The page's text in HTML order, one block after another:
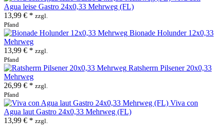
Agua leise Gastro 24x0,33 Mehrweg (FL)
13,99 € * zzgl.
Pfand
Bionade Holunder 12x0,33
Mehrweg
13,99 € * zzgl.
Pfand
Ratsherrn Pilsener 20x0,33
Mehrweg
26,99 € * zzgl.
Pfand
Viva con
Agua laut Gastro 24x0,33 Mehrweg (FL)
13,99 € * zzgl.